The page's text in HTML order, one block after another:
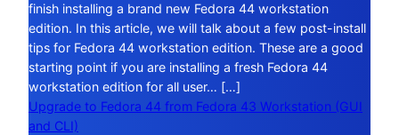
finish installing a brand new Fedora 44 workstation
edition. In this article, we will talk about a few post-install
tips for Fedora 44 workstation edition. These are a good
starting point if you are installing a fresh Fedora 44
workstation edition for all user… […]
Upgrade to Fedora 44 from Fedora 43 Workstation (GUI
and CLI)